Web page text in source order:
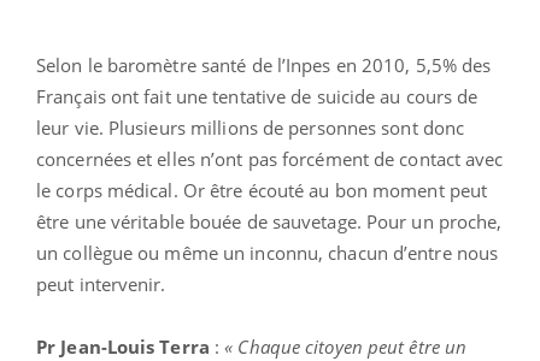
Selon le baromètre santé de l’Inpes en 2010, 5,5% des
Français ont fait une tentative de suicide au cours de
leur vie. Plusieurs millions de personnes sont donc
concernées et elles n’ont pas forcément de contact avec
le corps médical. Or être écouté au bon moment peut
être une véritable bouée de sauvetage. Pour un proche,
un collègue ou même un inconnu, chacun d’entre nous
peut intervenir.
Pr Jean-Louis Terra :« Chaque citoyen peut être un